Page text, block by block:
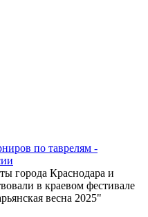
по таврелям -
города Краснодара и
в краевом фестивале
весна 2025"